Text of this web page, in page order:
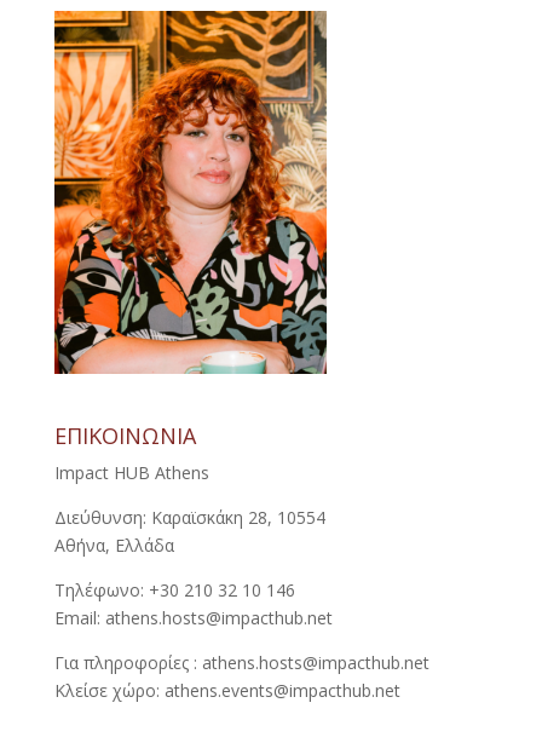
ΕΠΙΚΟΙΝΩΝΙΑ
Impact HUB Athens
Διεύθυνση: Καραϊσκάκη 28, 10554
Αθήνα, Ελλάδα
Τηλέφωνο: +30 210 32 10 146
Email: athens.hosts@impacthub.net
Για πληροφορίες : athens.hosts@impacthub.net
Κλείσε χώρο: athens.events@impacthub.net